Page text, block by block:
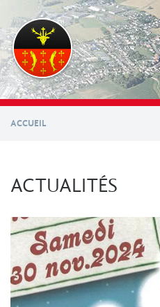
contenu
principal
ACCUEIL
ACTUALITÉS